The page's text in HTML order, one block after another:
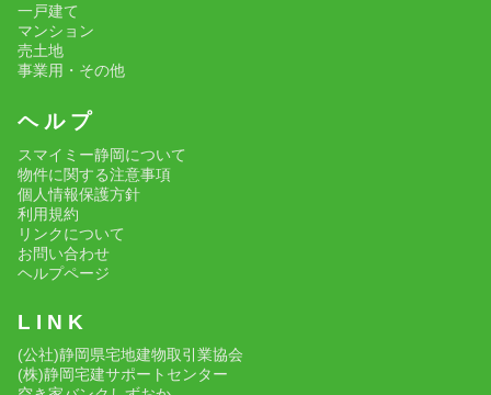
一戸建て
マンション
売土地
事業用・その他
ヘ ル プ
スマイミー静岡について
物件に関する注意事項
個人情報保護方針
利用規約
リンクについて
お問い合わせ
ヘルプページ
L I N K
(公社)静岡県宅地建物取引業協会
(株)静岡宅建サポートセンター